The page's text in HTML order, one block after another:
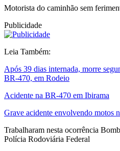
Motorista do caminhão sem
Publicidade
Leia Também:
Após 39 dias internada, morre
BR-470, em Rodeio
Acidente na BR-470 em Ibirama
Grave acidente envolvendo motos
Trabalharam nesta ocorrência
Polícia Rodoviária Federal